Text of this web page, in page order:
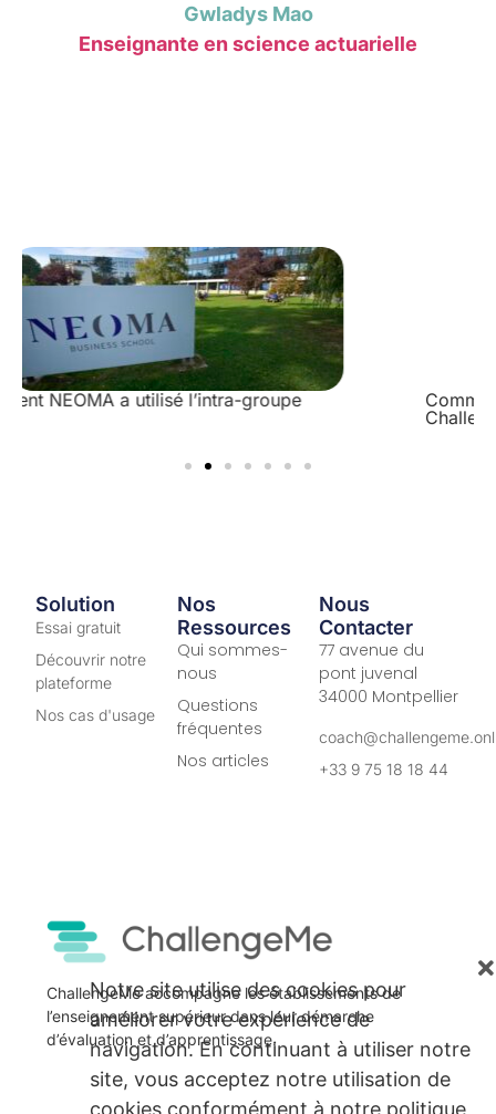
Gwladys Mao
Enseignante en science actuarielle
Comment le pôle Léonard de Vinci a utilisé
ChallengeMe et l’évaluation par les pairs
ChallengeMe accompagne les établissements de
l’enseignement supérieur dans leur démarche
d’évaluation et d’apprentissage.
Notre site utilise des cookies pour
améliorer votre expérience de
navigation. En continuant à utiliser notre
site, vous acceptez notre utilisation de
cookies conformément à notre politique
Solution
Essai gratuit
Découvrir notre
plateforme
Nos cas d'usage
Nos
Ressources
Qui sommes-
nous
Questions
fréquentes
Nos articles
Nous
Contacter
77 avenue du
pont juvenal
34000 Montpellier
+33 9 75 18 18 44